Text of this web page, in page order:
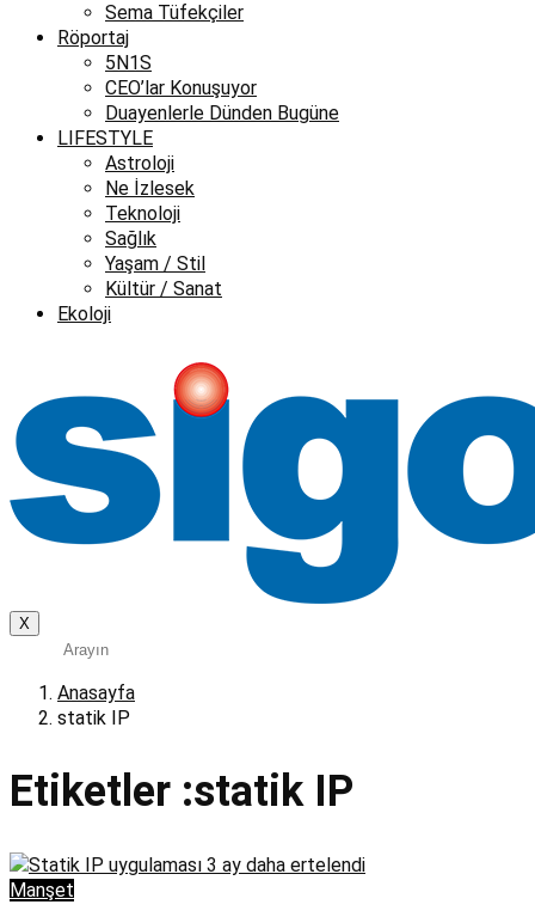
Sema Tüfekçiler
Röportaj
5N1S
CEO’lar Konuşuyor
Duayenlerle Dünden Bugüne
LIFESTYLE
Astroloji
Ne İzlesek
Teknoloji
Sağlık
Yaşam / Stil
Kültür / Sanat
Ekoloji
X
Anasayfa
statik IP
Etiketler :statik IP
Manşet